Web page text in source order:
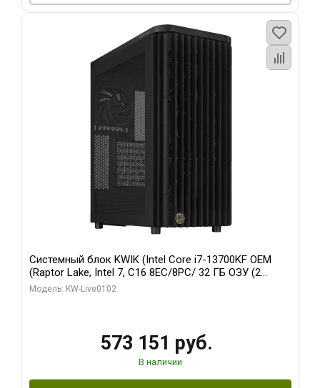
Системный блок KWIK (Intel Core i7-13700KF OEM
(Raptor Lake, Intel 7, C16 8EC/8PC/ 32 ГБ ОЗУ (2
модуля)/ Afox RTX4090 24GB GDDR6X 384-Bit 3xDP
Модель: KW-Live0102
573 151 руб.
В наличии